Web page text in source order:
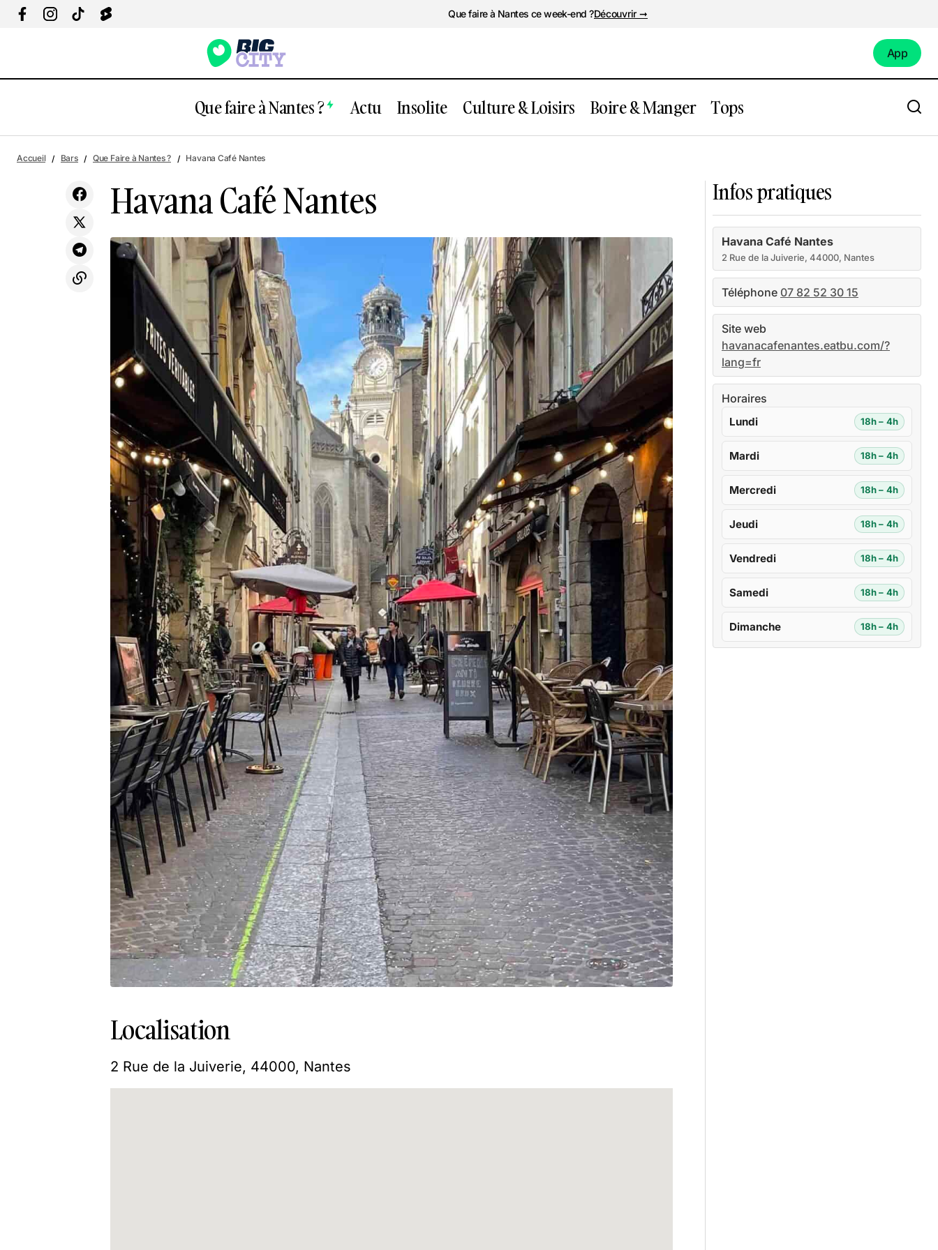
Que faire à Nantes ce week-end ?Découvrir ➞
App
Que faire à Nantes ? Actu Insolite Culture & Loisirs Boire & Manger Tops
L'espuma
Accueil Bars Que Faire à Nantes ? Havana Café Nantes
Havana Café Nantes
Localisation
2 Rue de la Juiverie, 44000, Nantes
Infos pratiques
Havana Café Nantes
2 Rue de la Juiverie, 44000, Nantes
Téléphone 07 82 52 30 15
Site web
havanacafenantes.eatbu.com/?
lang=fr
Horaires
Lundi 18h – 4h
Mardi 18h – 4h
Mercredi 18h – 4h
Jeudi 18h – 4h
Vendredi 18h – 4h
Samedi 18h – 4h
Dimanche 18h – 4h